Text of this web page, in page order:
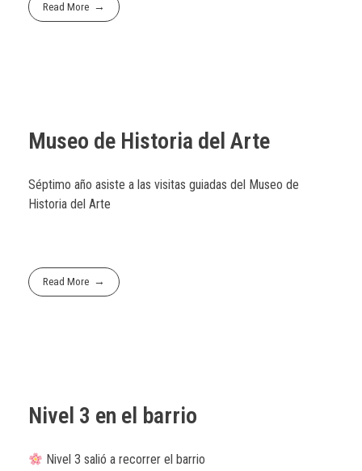
Read More
Museo de Historia del Arte
Séptimo año asiste a las visitas guiadas del Museo de
Historia del Arte
Read More
Nivel 3 en el barrio
Nivel 3 salió a recorrer el barrio